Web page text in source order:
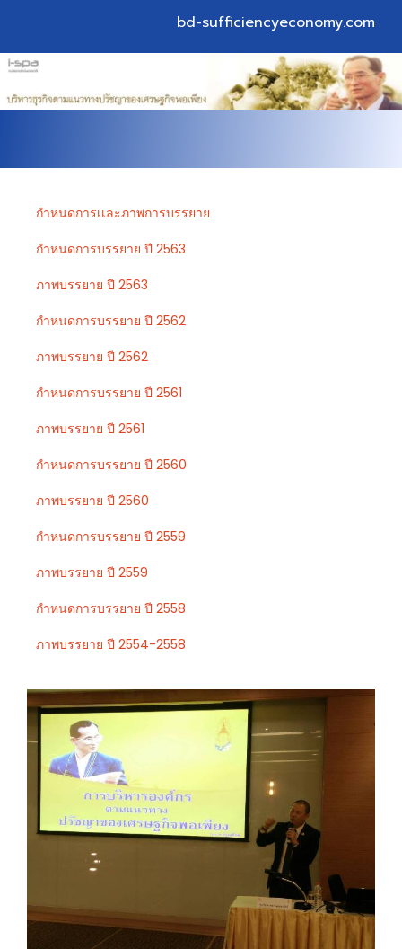
bd-sufficiencyeconomy.com
กำหนดการเเละภาพการบรรยาย
กำหนดการบรรยาย ปี 2563
ภาพบรรยาย ปี 2563
กำหนดการบรรยาย ปี 2562
ภาพบรรยาย ปี 2562
กำหนดการบรรยาย ปี 2561
ภาพบรรยาย ปี 2561
กำหนดการบรรยาย ปี 2560
ภาพบรรยาย ปี 2560
กำหนดการบรรยาย ปี 2559
ภาพบรรยาย ปี 2559
กำหนดการบรรยาย ปี 2558
ภาพบรรยาย ปี 2554-2558